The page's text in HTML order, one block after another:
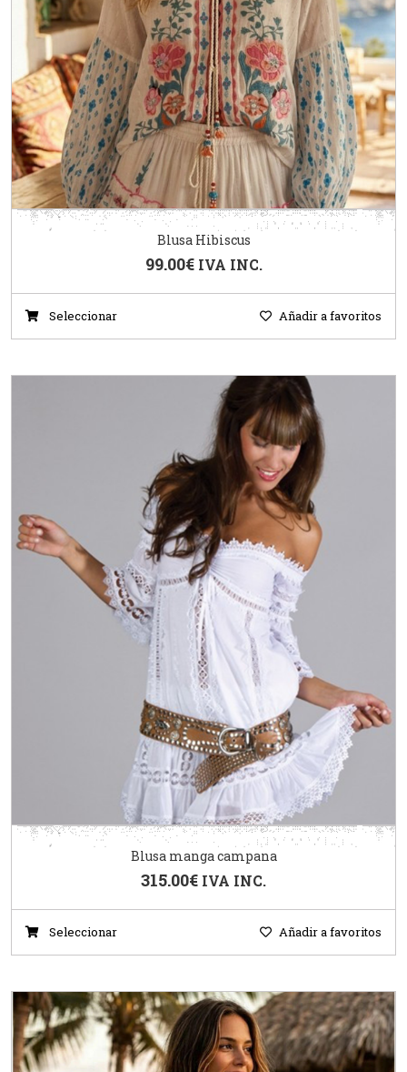
Blusa Hibiscus
99.00€ IVA INC.
Seleccionar Añadir a favoritos
Blusa manga campana
315.00€ IVA INC.
Seleccionar Añadir a favoritos